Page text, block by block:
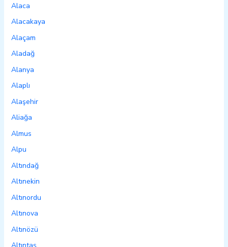
Alaca
Alacakaya
Alaçam
Aladağ
Alanya
Alaplı
Alaşehir
Aliağa
Almus
Alpu
Altındağ
Altınekin
Altınordu
Altınova
Altınözü